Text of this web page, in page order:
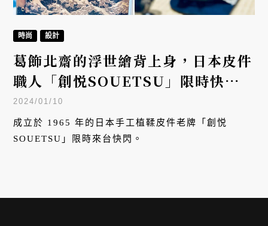
時尚 設計
葛飾北齋的浮世繪背上身，日本皮件
職人「創悦SOUETSU」限時快閃
赤峰街
2024/01/10
成立於 1965 年的日本手工植鞣皮件老牌「創悦
SOUETSU」限時來台快閃。